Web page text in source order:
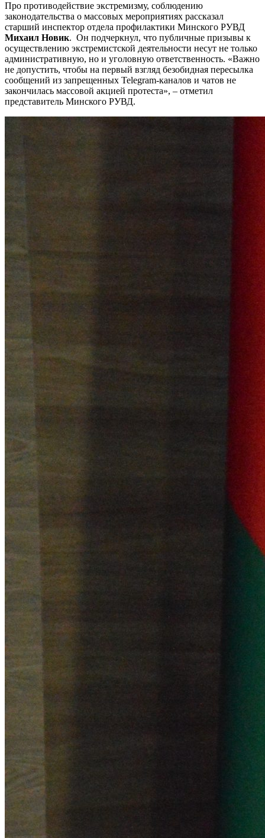
Про противодействие экстремизму, соблюдению
законодательства о массовых мероприятиях рассказал
старший инспектор отдела профилактики Минского РУВД
Михаил Новик. Он подчеркнул, что публичные призывы к
осуществлению экстремистской деятельности несут не только
административную, но и уголовную ответственность. «Важно
не допустить, чтобы на первый взгляд безобидная пересылка
сообщений из запрещенных Telegram-каналов и чатов не
закончилась массовой акцией протеста», – отметил
представитель Минского РУВД.